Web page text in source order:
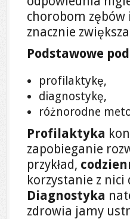
chorobom zębów
znacznie
Podstawowe
profilaktykę,
diagnostykę,
różnorodne
Profilaktyka
zapobieganie
przykład,
korzystanie z
Diagnostyka
zdrowia jamy